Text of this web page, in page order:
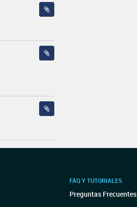
FAQ Y TUTORIALES
Preguntas Frecuentes